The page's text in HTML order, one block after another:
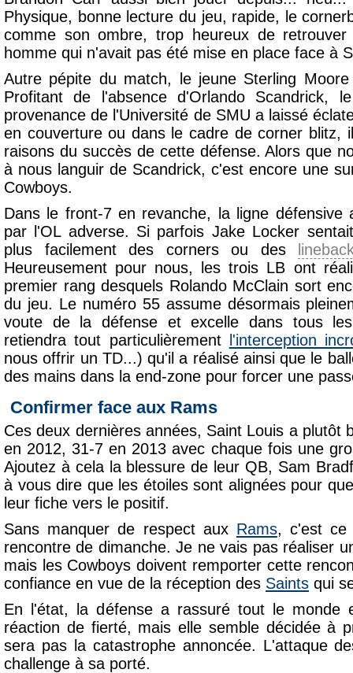
Physique, bonne lecture du jeu, rapide, le
comme son ombre, trop heureux de
homme qui n'avait pas été mise en place face à
Autre pépite du match, le jeune Sterling
Profitant de l'absence d'Orlando Scandrick,
provenance de l'Université de SMU a laissé
en couverture ou dans le cadre de corner blitz,
raisons du succès de cette défense. Alors que
à nous languir de Scandrick, c'est encore une
Cowboys.
Dans le front-7 en revanche, la ligne défensive
par l'OL adverse. Si parfois Jake Locker
plus facilement des corners ou des
Heureusement pour nous, les trois LB ont
premier rang desquels Rolando McClain sort
du jeu. Le numéro 55 assume désormais
voute de la défense et excelle dans tous
retiendra tout particulièrement
l'interception
nous offrir un TD...) qu'il a réalisé ainsi que le
des mains dans la end-zone pour forcer une
Confirmer face aux Rams
Ces deux dernières années, Saint Louis a plutôt
en 2012, 31-7 en 2013 avec chaque fois une
Ajoutez à cela la blessure de leur QB, Sam
à vous dire que les étoiles sont alignées pour
leur fiche vers le positif.
Sans manquer de respect aux Rams, c'est ce
rencontre de dimanche. Je ne vais pas réaliser
mais les Cowboys doivent remporter cette
confiance en vue de la réception des Saints qui
En l'état, la défense a rassuré tout le monde
réaction de fierté, mais elle semble décidée à
sera pas la catastrophe annoncée. L'attaque
challenge à sa porté.